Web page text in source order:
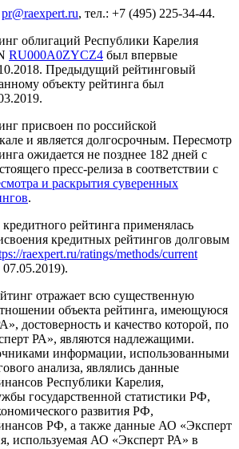
pr@raexpert.ru, тел.: +7 (495) 225-34-44.
облигаций Республики Карелия
RU000A0ZYCZ4 был впервые
Предыдущий рейтинговый
объекту рейтинга был
присвоен по российской
и является долгосрочным. Пересмотр
ожидается не позднее 182 дней с
пресс-релиза в соответствии с
и раскрытия суверенных
.
рейтинга применялась
кредитных рейтингов долговым
raexpert.ru/ratings/methods/current
отражает всю существенную
объекта рейтинга, имеющуюся
достоверность и качество которой, по
РА», являются надлежащими.
информации, использованными
анализа, являлись данные
Республики Карелия,
государственной статистики РФ,
развития РФ,
РФ, а также данные АО «Эксперт
используемая АО «Эксперт РА» в